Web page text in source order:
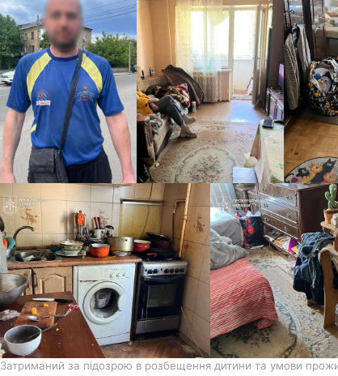
Затриманий за підозрою в розбещення дитини та умови